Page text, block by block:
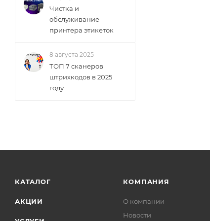
Чистка и
обслуживание
принтера этикеток
8 августа 2025
ТОП 7 сканеров
штрихкодов в 2025
году
КАТАЛОГ
АКЦИИ
КОМПАНИЯ
О компании
Новости